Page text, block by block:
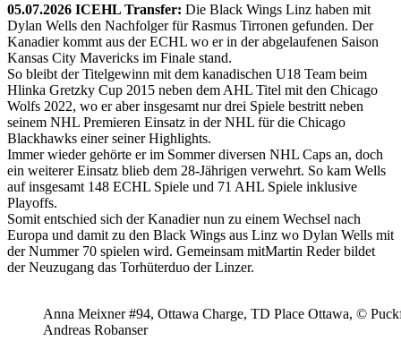
05.07.2026 ICEHL Transfer: Die Black Wings Linz haben mit
Dylan Wells den Nachfolger für Rasmus Tirronen gefunden. Der
Kanadier kommt aus der ECHL wo er in der abgelaufenen Saison
Kansas City Mavericks im Finale stand.
So bleibt der Titelgewinn mit dem kanadischen U18 Team beim
Hlinka Gretzky Cup 2015 neben dem AHL Titel mit den Chicago
Wolfs 2022, wo er aber insgesamt nur drei Spiele bestritt neben
seinem NHL Premieren Einsatz in der NHL für die Chicago
Blackhawks einer seiner Highlights.
Immer wieder gehörte er im Sommer diversen NHL Caps an, doch
ein weiterer Einsatz blieb dem 28-Jährigen verwehrt. So kam Wells
auf insgesamt 148 ECHL Spiele und 71 AHL Spiele inklusive
Playoffs.
Somit entschied sich der Kanadier nun zu einem Wechsel nach
Europa und damit zu den Black Wings aus Linz wo Dylan Wells mit
der Nummer 70 spielen wird. Gemeinsam mitMartin Reder bildet
der Neuzugang das Torhüterduo der Linzer.
Anna Meixner #94, Ottawa Charge, TD Place Ottawa, ©
Andreas Robanser